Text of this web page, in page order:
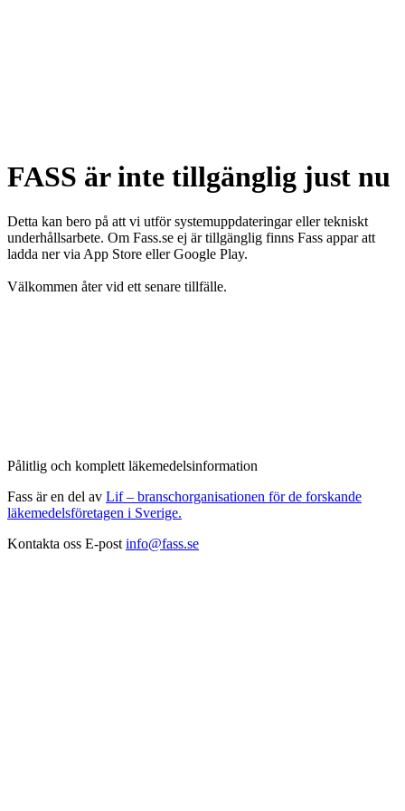
FASS är inte tillgänglig just nu
Detta kan bero på att vi utför systemuppdateringar eller tekniskt
underhållsarbete. Om Fass.se ej är tillgänglig finns Fass appar att
ladda ner via App Store eller Google Play.
Välkommen åter vid ett senare tillfälle.
Pålitlig och komplett läkemedelsinformation
Fass är en del av Lif – branschorganisationen för de forskande
läkemedelsföretagen i Sverige.
Kontakta oss E-post info@fass.se